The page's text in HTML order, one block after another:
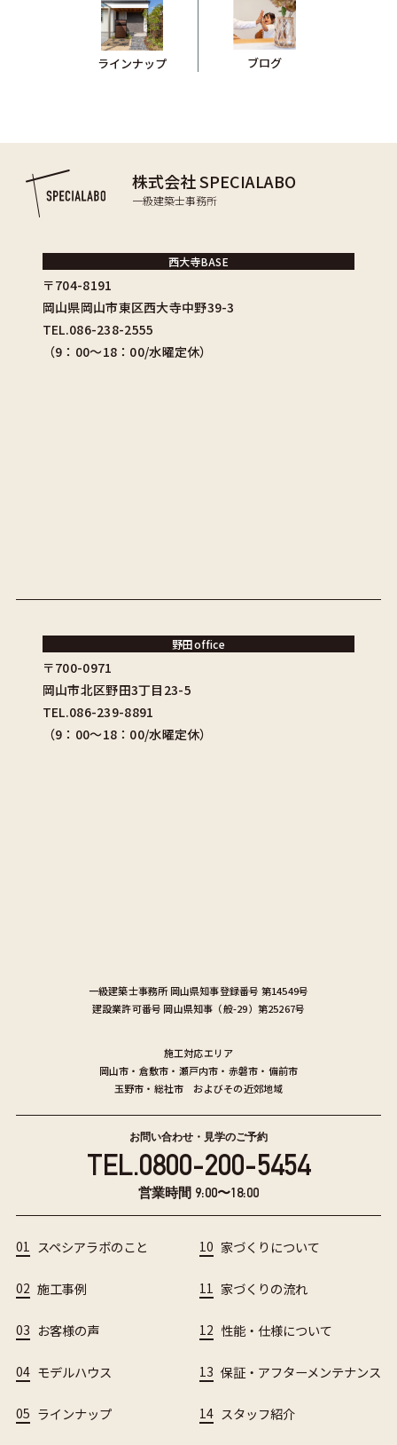
ラインナップ ブログ
株式会社 SPECIALABO
一級建築士事務所
一級建築士事務所 岡山県知事登録番号 第14549号
建設業許可番号 岡山県知事（般-29）第25267号
施工対応エリア
岡山市 ・ 倉敷市 ・ 瀬戸内市 ・ 赤磐市 ・ 備前市
玉野市 ・ 総社市 およびその近郊地域
西大寺BASE
〒704-8191
岡山県岡山市東区西大寺中野39-3
TEL.086-238-2555
（9：00〜18：00/水曜定休）
野田office
〒700-0971
岡山市北区野田3丁目23-5
TEL.086-239-8891
（9：00〜18：00/水曜定休）
お問い合わせ・見学のご予約
TEL.0800-200-5454
営業時間 9:00〜18:00
01 スペシアラボのこと
02 施工事例
03 お客様の声
04 モデルハウス
05 ラインナップ
10 家づくりについて
11 家づくりの流れ
12 性能・仕様について
13 保証・アフターメンテナンス
14 スタッフ紹介